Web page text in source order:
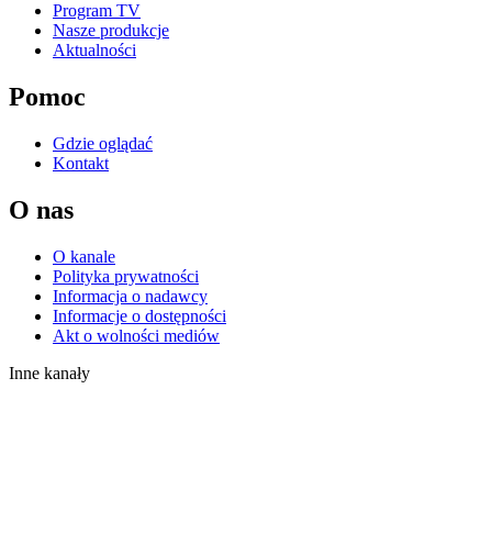
Program TV
Nasze produkcje
Aktualności
Pomoc
Gdzie oglądać
Kontakt
O nas
O kanale
Polityka prywatności
Informacja o nadawcy
Informacje o dostępności
Akt o wolności mediów
Inne kanały